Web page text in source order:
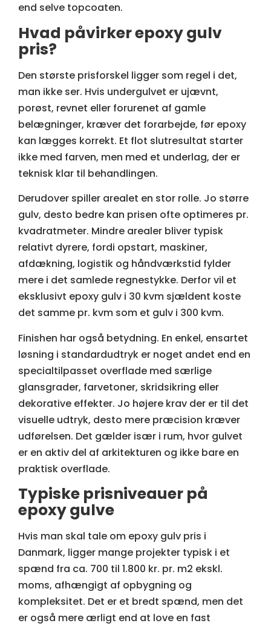
end selve topcoaten.
Hvad påvirker epoxy gulv
pris?
Den største prisforskel ligger som regel i det,
man ikke ser. Hvis undergulvet er ujævnt,
porøst, revnet eller forurenet af gamle
belægninger, kræver det forarbejde, før epoxy
kan lægges korrekt. Et flot slutresultat starter
ikke med farven, men med et underlag, der er
teknisk klar til behandlingen.
Derudover spiller arealet en stor rolle. Jo større
gulv, desto bedre kan prisen ofte optimeres pr.
kvadratmeter. Mindre arealer bliver typisk
relativt dyrere, fordi opstart, maskiner,
afdækning, logistik og håndværkstid fylder
mere i det samlede regnestykke. Derfor vil et
eksklusivt epoxy gulv i 30 kvm sjældent koste
det samme pr. kvm som et gulv i 300 kvm.
Finishen har også betydning. En enkel, ensartet
løsning i standardudtryk er noget andet end en
specialtilpasset overflade med særlige
glansgrader, farvetoner, skridsikring eller
dekorative effekter. Jo højere krav der er til det
visuelle udtryk, desto mere præcision kræver
udførelsen. Det gælder især i rum, hvor gulvet
er en aktiv del af arkitekturen og ikke bare en
praktisk overflade.
Typiske prisniveauer på
epoxy gulve
Hvis man skal tale om epoxy gulv pris i
Danmark, ligger mange projekter typisk i et
spænd fra ca. 700 til 1.800 kr. pr. m2 ekskl.
moms, afhængigt af opbygning og
kompleksitet. Det er et bredt spænd, men det
er også mere ærligt end at love en fast